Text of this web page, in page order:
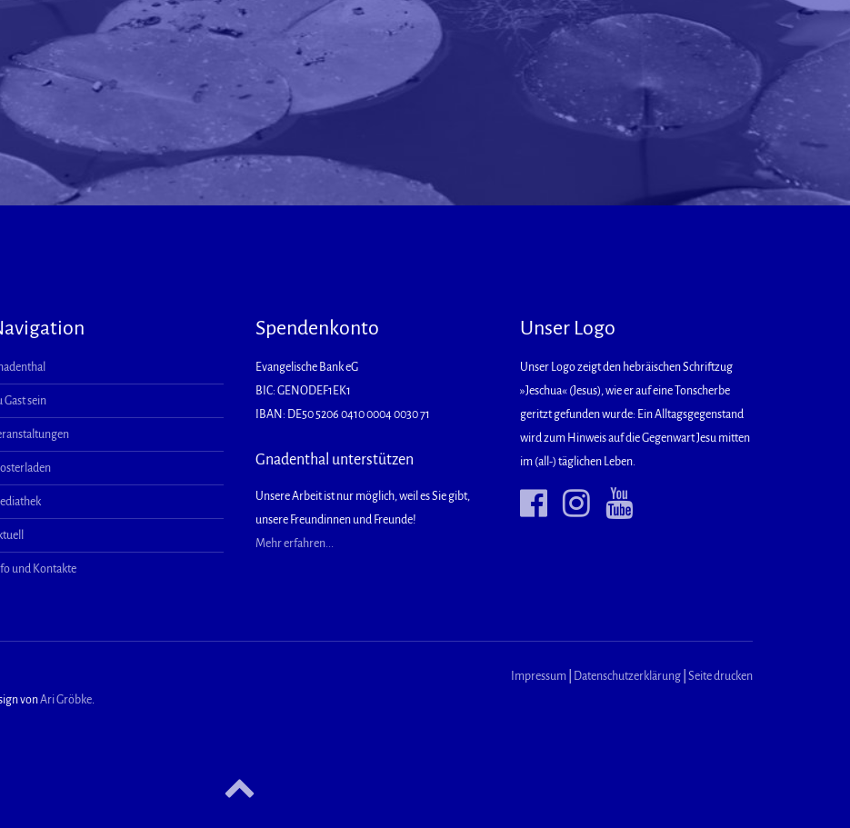
Gast sein
und Kontakte
Spendenkonto
Evangelische Bank eG
BIC: GENODEF1EK1
IBAN: DE50 5206 0410 0004 0030 71
Gnadenthal unterstützen
Unsere Arbeit ist nur möglich, weil es Sie gibt,
unsere Freundinnen und Freunde!
Mehr erfahren...
Unser Logo
Unser Logo zeigt den hebräischen Schriftzug
»Jeschua« (Jesus), wie er auf eine Tonscherbe
geritzt gefunden wurde: Ein Alltagsgegenstand
wird zum Hinweis auf die Gegenwart Jesu mitten
im (all-) täglichen Leben.
Impressum Datenschutzerklärung Seite drucken
vonAri Gröbke.